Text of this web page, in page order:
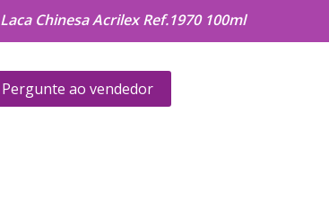
Laca Chinesa Acrilex Ref.1970 100ml
Pergunte ao vendedor